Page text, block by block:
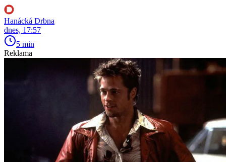
Hanácká Drbna
dnes, 17:57
5 min
Reklama